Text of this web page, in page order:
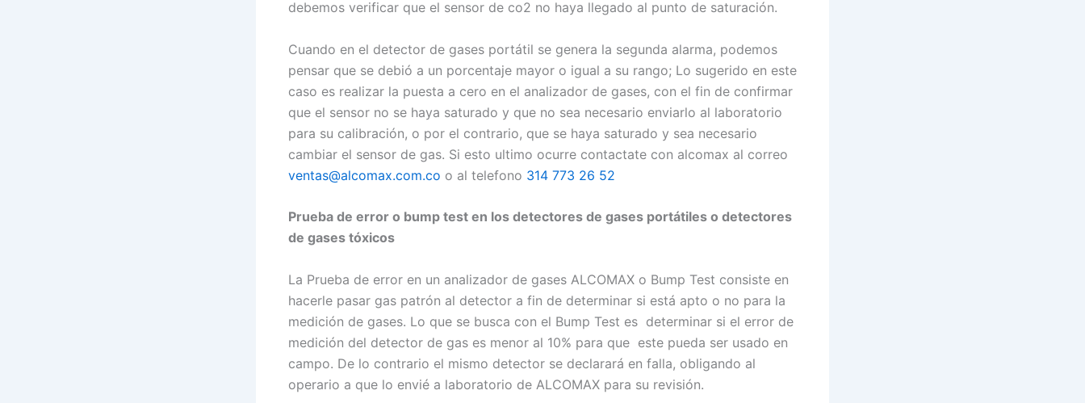
debemos verificar que el sensor de co2 no haya llegado al punto de saturación.
Cuando en el detector de gases portátil se genera la segunda alarma, podemos
pensar que se debió a un porcentaje mayor o igual a su rango; Lo sugerido en este
caso es realizar la puesta a cero en el analizador de gases, con el fin de confirmar
que el sensor no se haya saturado y que no sea necesario enviarlo al laboratorio
para su calibración, o por el contrario, que se haya saturado y sea necesario
cambiar el sensor de gas. Si esto ultimo ocurre contactate con alcomax al correo
ventas@alcomax.com.co o al telefono 314 773 26 52
Prueba de error o bump test en los detectores de gases portátiles o detectores
de gases tóxicos
La Prueba de error en un analizador de gases ALCOMAX o Bump Test consiste en
hacerle pasar gas patrón al detector a fin de determinar si está apto o no para la
medición de gases. Lo que se busca con el Bump Test es determinar si el error de
medición del detector de gas es menor al 10% para que este pueda ser usado en
campo. De lo contrario el mismo detector se declarará en falla, obligando al
operario a que lo envié a laboratorio de ALCOMAX para su revisión.